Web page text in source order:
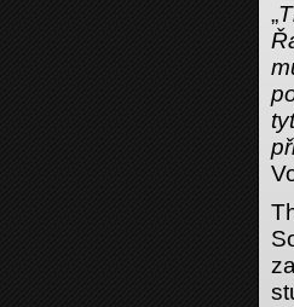
„